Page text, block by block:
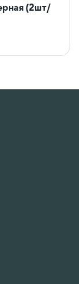
(2шт/